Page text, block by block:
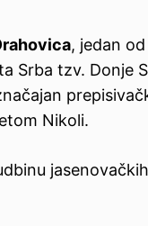
, jedan
Srba tzv. Donje
Nikoli.